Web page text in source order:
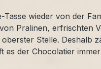
Tasse wieder von der
Pralinen, erfrischten
Stelle. Deshalb
es der Chocolatier